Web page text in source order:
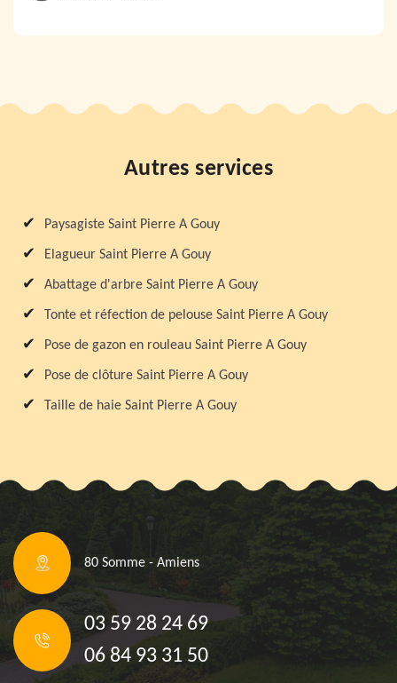
Autres services
Paysagiste Saint Pierre A Gouy
Elagueur Saint Pierre A Gouy
Abattage d'arbre Saint Pierre A Gouy
Tonte et réfection de pelouse Saint Pierre A Gouy
Pose de gazon en rouleau Saint Pierre A Gouy
Pose de clôture Saint Pierre A Gouy
Taille de haie Saint Pierre A Gouy
80 Somme - Amiens
03 59 28 24 69
06 84 93 31 50